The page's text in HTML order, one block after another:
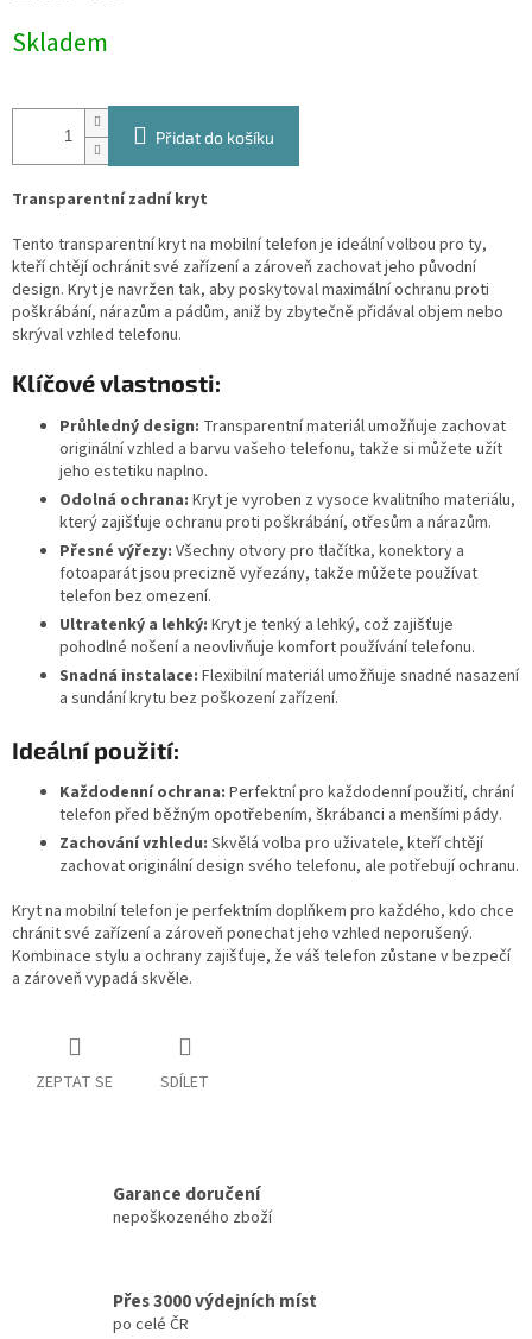
cena:
Skladem
Přidat do košíku
Transparentní zadní kryt
Tento transparentní kryt na mobilní telefon je ideální volbou pro ty,
kteří chtějí ochránit své zařízení a zároveň zachovat jeho původní
design. Kryt je navržen tak, aby poskytoval maximální ochranu proti
poškrábání, nárazům a pádům, aniž by zbytečně přidával objem nebo
skrýval vzhled telefonu.
Klíčové vlastnosti:
Průhledný design: Transparentní materiál umožňuje zachovat
originální vzhled a barvu vašeho telefonu, takže si můžete užít
jeho estetiku naplno.
Odolná ochrana: Kryt je vyroben z vysoce kvalitního materiálu,
který zajišťuje ochranu proti poškrábání, otřesům a nárazům.
Přesné výřezy: Všechny otvory pro tlačítka, konektory a
fotoaparát jsou precizně vyřezány, takže můžete používat
telefon bez omezení.
Ultratenký a lehký: Kryt je tenký a lehký, což zajišťuje
pohodlné nošení a neovlivňuje komfort používání telefonu.
Snadná instalace: Flexibilní materiál umožňuje snadné nasazení
a sundání krytu bez poškození zařízení.
Ideální použití:
Každodenní ochrana: Perfektní pro každodenní použití, chrání
telefon před běžným opotřebením, škrábanci a menšími pády.
Zachování vzhledu: Skvělá volba pro uživatele, kteří chtějí
zachovat originální design svého telefonu, ale potřebují ochranu.
Kryt na mobilní telefon je perfektním doplňkem pro každého, kdo chce
chránit své zařízení a zároveň ponechat jeho vzhled neporušený.
Kombinace stylu a ochrany zajišťuje, že váš telefon zůstane v bezpečí
a zároveň vypadá skvěle.
ZEPTAT SE SDÍLET
Garance doručení
nepoškozeného zboží
Přes 3000 výdejních míst
po celé ČR